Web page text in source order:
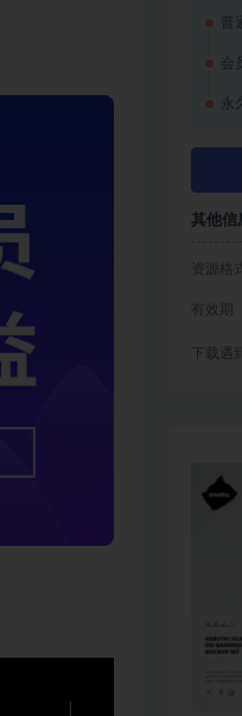
会
永
其他信
资源格
有效期
下载遇